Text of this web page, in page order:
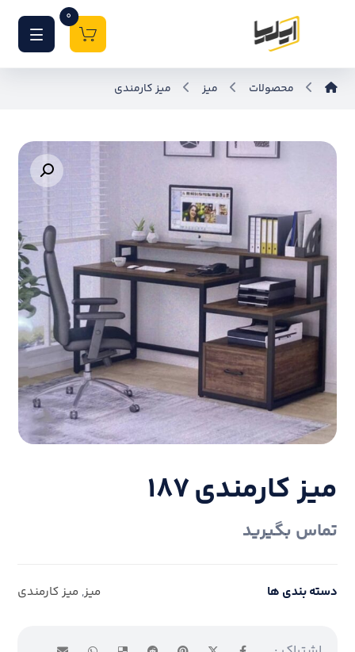
0
محصولات میز میز کارمندی
بزرگنمایی تصویر
میز کارمندی ۱۸۷
تماس بگیرید
دسته بندی ها میز, میز کارمندی